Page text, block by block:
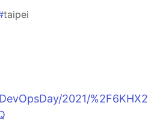
taipei
2021/%2F6KHX2